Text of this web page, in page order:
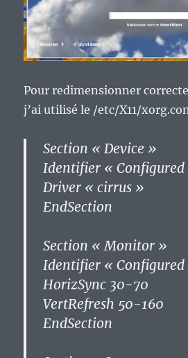
Pour redimensionner
j’ai utilisé le /etc/X11/
Section « Device »
Identifier « Configured
Driver « cirrus »
EndSection
Section « Monitor »
Identifier «
HorizSync 30-70
VertRefresh 50-160
EndSection